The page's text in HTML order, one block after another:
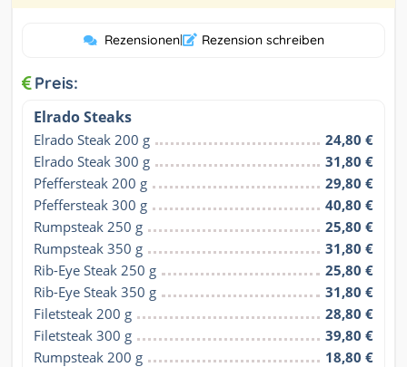
Rezensionen| Rezension schreiben
Preis:
Elrado Steaks
Elrado Steak 200 g
24,80 €
Elrado Steak 300 g
31,80 €
Pfeffersteak 200 g
29,80 €
Pfeffersteak 300 g
40,80 €
Rumpsteak 250 g
25,80 €
Rumpsteak 350 g
31,80 €
Rib-Eye Steak 250 g
25,80 €
Rib-Eye Steak 350 g
31,80 €
Filetsteak 200 g
28,80 €
Filetsteak 300 g
39,80 €
Rumpsteak 200 g
18,80 €